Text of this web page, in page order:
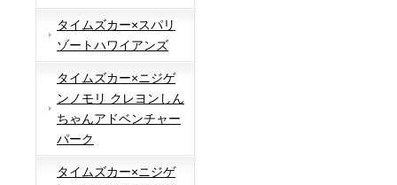
タイムズカー×スパリ
ゾートハワイアンズ
タイムズカー×ニジゲ
ンノモリ クレヨンしん
ちゃんアドベンチャー
パーク
タイムズカー×ニジゲ